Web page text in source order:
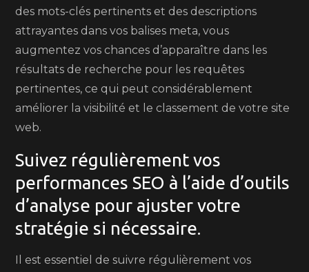
des mots-clés pertinents et des descriptions
attrayantes dans vos balises meta, vous
augmentez vos chances d’apparaître dans les
résultats de recherche pour les requêtes
pertinentes, ce qui peut considérablement
améliorer la visibilité et le classement de votre site
web.
Suivez régulièrement vos
performances SEO à l’aide d’outils
d’analyse pour ajuster votre
stratégie si nécessaire.
Il est essentiel de suivre régulièrement vos